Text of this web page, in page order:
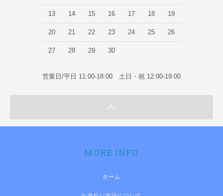
13 14 15 16 17 18 19
20 21 22 23 24 25 26
27 28 29 30
営業日/平日 11:00-18:00 土日・祝 12:00-19:00
MORE INFO
ホーム